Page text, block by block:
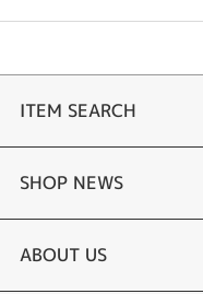
ITEM SEARCH
婚約指輪
結婚指輪
SHOP NEWS
選ばれる理由まとめ
ABOUT US